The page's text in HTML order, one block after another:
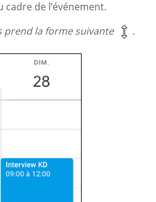
de l’événement.
prend la forme suivante
.